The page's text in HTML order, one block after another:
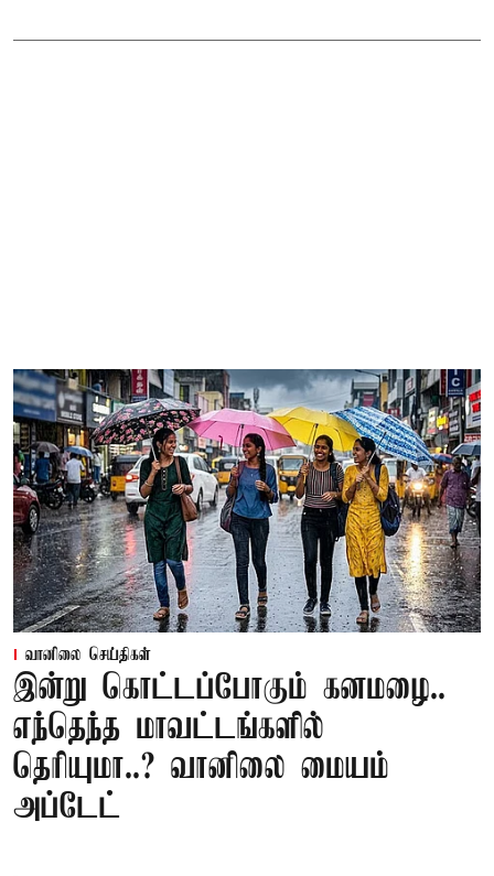
வானிலை செய்திகள்
இன்று கொட்டப்போகும் கனமழை..
எந்தெந்த மாவட்டங்களில்
தெரியுமா..? வானிலை மையம்
அப்டேட்